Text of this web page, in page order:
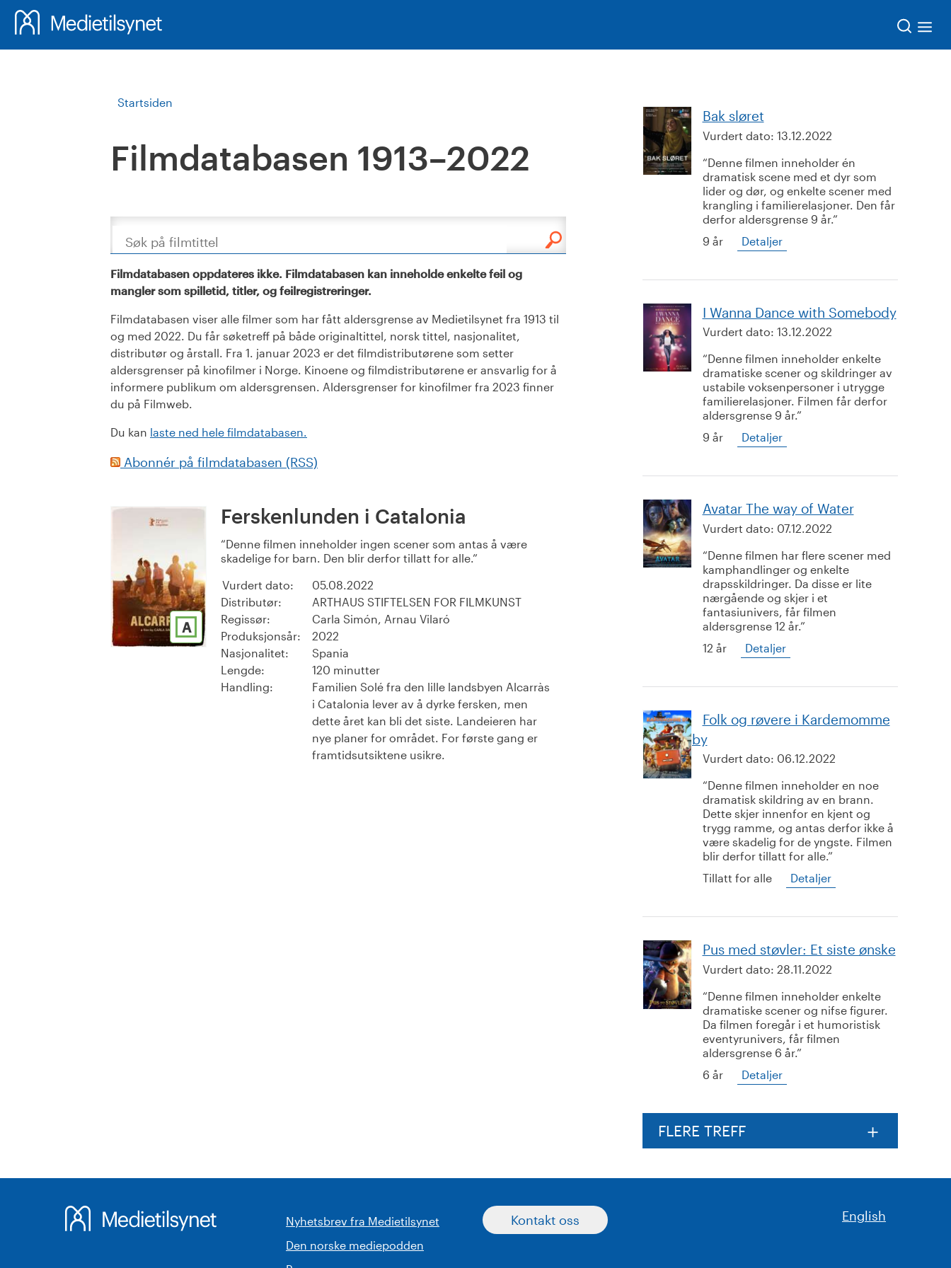
Startsiden
Filmdatabasen 1913–2022
Søk
Filmdatabasen oppdateres ikke. Filmdatabasen kan inneholde enkelte feil og
mangler som spilletid, titler, og feilregistreringer.
Filmdatabasen viser alle filmer som har fått aldersgrense av Medietilsynet fra 1913 til
og med 2022. Du får søketreff på både originaltittel, norsk tittel, nasjonalitet,
distributør og årstall. Fra 1. januar 2023 er det filmdistributørene som setter
aldersgrenser på kinofilmer i Norge. Kinoene og filmdistributørene er ansvarlig for å
informere publikum om aldersgrensen. Aldersgrenser for kinofilmer fra 2023 finner
du på Filmweb.
Du kan laste ned hele filmdatabasen.
Abonnér på filmdatabasen (RSS)
A
Ferskenlunden i Catalonia
Denne filmen inneholder ingen scener som antas å være
skadelige for barn. Den blir derfor tillatt for alle.
Vurdert dato:
05.08.2022
Distributør:
ARTHAUS STIFTELSEN FOR FILMKUNST
Regissør:
Carla Simón, Arnau Vilaró
Produksjonsår:
2022
Nasjonalitet:
Spania
Lengde:
120 minutter
Handling:
Familien Solé fra den lille landsbyen Alcarràs
i Catalonia lever av å dyrke fersken, men
dette året kan bli det siste. Landeieren har
nye planer for området. For første gang er
framtidsutsiktene usikre.
Bak sløret
Vurdert dato: 13.12.2022
Denne filmen inneholder én
dramatisk scene med et dyr som
lider og dør, og enkelte scener med
krangling i familierelasjoner. Den får
derfor aldersgrense 9 år.
9 år
Detaljer
I Wanna Dance with Somebody
Vurdert dato: 13.12.2022
Denne filmen inneholder enkelte
dramatiske scener og skildringer av
ustabile voksenpersoner i utrygge
familierelasjoner. Filmen får derfor
aldersgrense 9 år.
9 år
Detaljer
Avatar The way of Water
Vurdert dato: 07.12.2022
Denne filmen har flere scener med
kamphandlinger og enkelte
drapsskildringer. Da disse er lite
nærgående og skjer i et
fantasiunivers, får filmen
aldersgrense 12 år.
12 år
Detaljer
Folk og røvere i Kardemomme
by
Vurdert dato: 06.12.2022
Denne filmen inneholder en noe
dramatisk skildring av en brann.
Dette skjer innenfor en kjent og
trygg ramme, og antas derfor ikke å
være skadelig for de yngste. Filmen
blir derfor tillatt for alle.
Tillatt for alle
Detaljer
Pus med støvler: Et siste ønske
Vurdert dato: 28.11.2022
Denne filmen inneholder enkelte
dramatiske scener og nifse figurer.
Da filmen foregår i et humoristisk
eventyrunivers, får filmen
aldersgrense 6 år.
6 år
Detaljer
FLERE TREFF
Nyhetsbrev fra Medietilsynet
Den norske mediepodden
Kontakt oss English